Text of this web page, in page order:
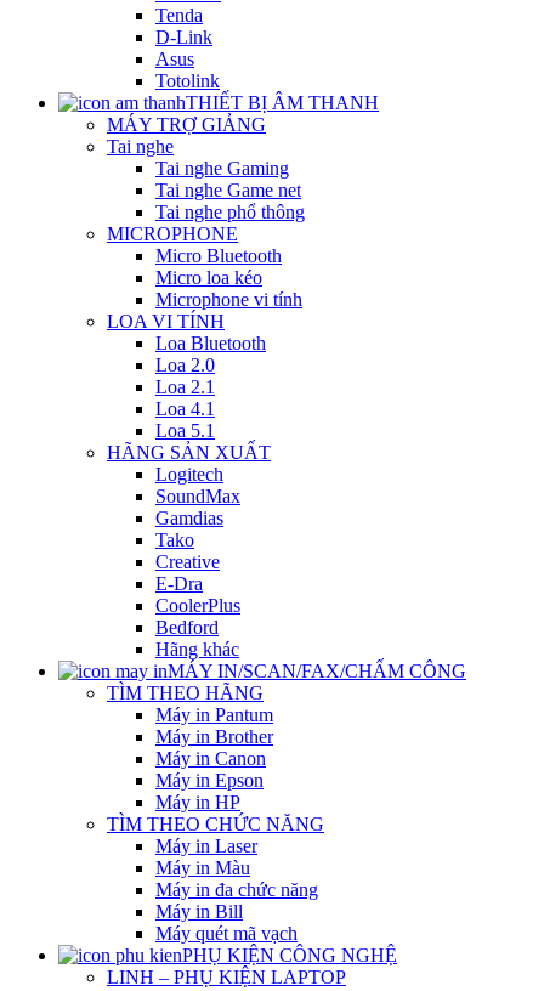
Tenda
D-Link
Asus
Totolink
THIẾT BỊ ÂM THANH
MÁY TRỢ GIẢNG
Tai nghe
Tai nghe Gaming
Tai nghe Game net
Tai nghe phổ thông
MICROPHONE
Micro Bluetooth
Micro loa kéo
Microphone vi tính
LOA VI TÍNH
Loa Bluetooth
Loa 2.0
Loa 2.1
Loa 4.1
Loa 5.1
HÃNG SẢN XUẤT
Logitech
SoundMax
Gamdias
Tako
Creative
E-Dra
CoolerPlus
Bedford
Hãng khác
MÁY IN/SCAN/FAX/CHẤM CÔNG
TÌM THEO HÃNG
Máy in Pantum
Máy in Brother
Máy in Canon
Máy in Epson
Máy in HP
TÌM THEO CHỨC NĂNG
Máy in Laser
Máy in Màu
Máy in đa chức năng
Máy in Bill
Máy quét mã vạch
PHỤ KIỆN CÔNG NGHỆ
LINH – PHỤ KIỆN LAPTOP